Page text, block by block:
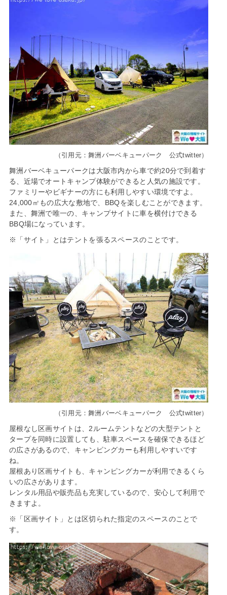
（引用元：舞洲バーベキューパーク 公式twitter）
舞洲バーベキューパークは大阪市内から車で約20分で到着す
る、近場でオートキャンプ体験ができると人気の施設です。
ファミリーやビギナーの方にも利用しやすい環境ですよ。
24,000㎡もの広大な敷地で、BBQを楽しむことができます。
また、舞洲で唯一の、キャンプサイトに車を横付けできる
BBQ場になっています。
※「サイト」とはテントを張るスペースのことです。
（引用元：舞洲バーベキューパーク 公式twitter）
屋根なし区画サイトは、2ルームテントなどの大型テントと
タープを同時に設置しても、駐車スペースを確保できるほど
の広さがあるので、キャンピングカーも利用しやすいです
ね。
屋根あり区画サイトも、キャンピングカーが利用できるくら
いの広さがあります。
レンタル用品や販売品も充実しているので、安心して利用で
きますよ。
※「区画サイト」とは区切られた指定のスペースのことで
す。